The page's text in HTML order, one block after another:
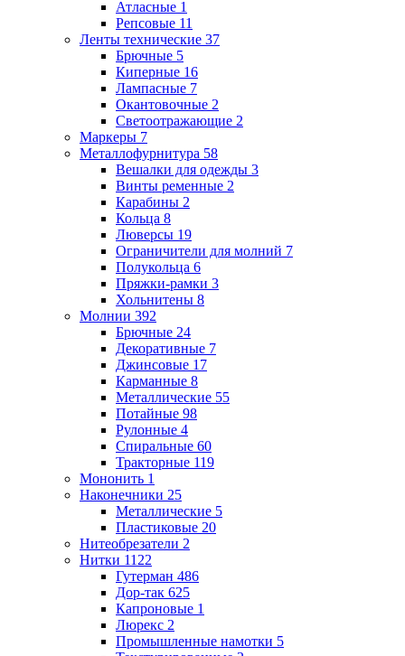
Атласные 1
Репсовые 11
Ленты технические 37
Брючные 5
Киперные 16
Лампасные 7
Окантовочные 2
Светоотражающие 2
Маркеры 7
Металлофурнитура 58
Вешалки для одежды 3
Винты ременные 2
Карабины 2
Кольца 8
Люверсы 19
Ограничители для молний 7
Полукольца 6
Пряжки-рамки 3
Хольнитены 8
Молнии 392
Брючные 24
Декоративные 7
Джинсовые 17
Карманные 8
Металлические 55
Потайные 98
Рулонные 4
Спиральные 60
Тракторные 119
Мононить 1
Наконечники 25
Металлические 5
Пластиковые 20
Нитеобрезатели 2
Нитки 1122
Гутерман 486
Дор-так 625
Капроновые 1
Люрекс 2
Промышленные намотки 5